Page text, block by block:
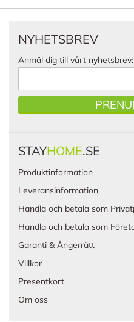
NYHETSBREV
Anmäl dig till vårt nyhetsbrev:
STAYHOME.SE
Produktinformation
Leveransinformation
Handla och betala som
Handla och betala som
Garanti & Ångerrätt
Villkor
Presentkort
Om oss